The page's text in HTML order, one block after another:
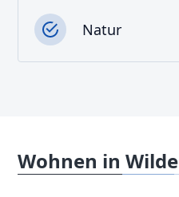
Natur
Wohnen in